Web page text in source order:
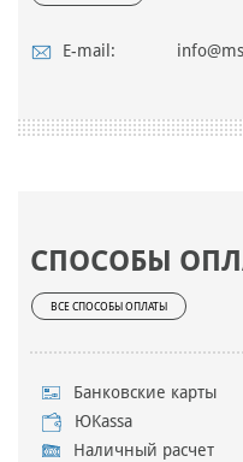
E-mail:
СПОСОБЫ
ВСЕ СПОСОБЫ ОПЛАТЫ
Банковские карты
ЮKassa
Наличный расчет